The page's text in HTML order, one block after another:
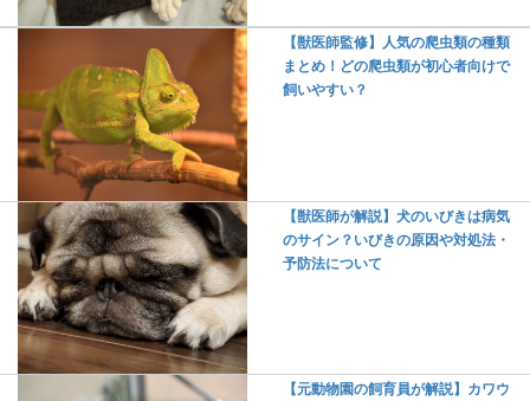
【獣医師監修】人気の爬虫類の種類
まとめ！どの爬虫類が初心者向けで
飼いやすい？
【獣医師が解説】犬のいびきは病気
のサイン？いびきの原因や対処法・
予防法について
【元動物園の飼育員が解説】カワウ